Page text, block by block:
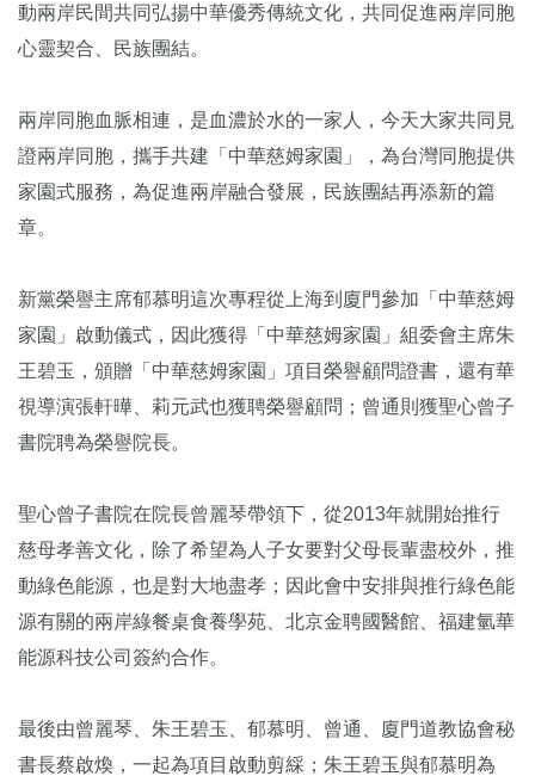
動兩岸民間共同弘揚中華優秀傳統文化，共同促進兩岸同胞
心靈契合、民族團結。
兩岸同胞血脈相連，是血濃於水的一家人，今天大家共同見
證兩岸同胞，攜手共建「中華慈姆家園」，為台灣同胞提供
家園式服務，為促進兩岸融合發展，民族團結再添新的篇
章。
新黨榮譽主席郁慕明這次專程從上海到廈門參加「中華慈姆
家園」啟動儀式，因此獲得「中華慈姆家園」組委會主席朱
王碧玉，頒贈「中華慈姆家園」項目榮譽顧問證書，還有華
視導演張軒曄、莉元武也獲聘榮譽顧問；曾通則獲聖心曾子
書院聘為榮譽院長。
聖心曾子書院在院長曾麗琴帶領下，從2013年就開始推行
慈母孝善文化，除了希望為人子女要對父母長輩盡校外，推
動綠色能源，也是對大地盡孝；因此會中安排與推行綠色能
源有關的兩岸綠餐桌食養學苑、北京金聘國醫館、福建氫華
能源科技公司簽約合作。
最後由曾麗琴、朱王碧玉、郁慕明、曾通、廈門道教協會秘
書長蔡啟煥，一起為項目啟動剪綵；朱王碧玉與郁慕明為